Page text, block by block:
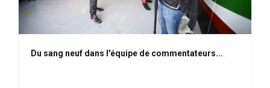
Du sang neuf dans l'équipe de commentateurs...